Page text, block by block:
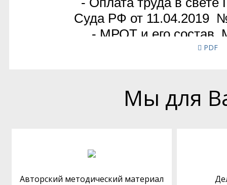
PDF
Мы для
Авторский методический материал